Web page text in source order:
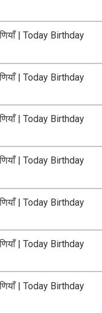
| Today Birthday
| Today Birthday
| Today Birthday
| Today Birthday
| Today Birthday
| Today Birthday
| Today Birthday